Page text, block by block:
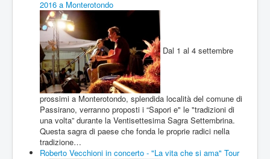
2016 a Monterotondo
Dal 1 al 4 settembre
prossimi a Monterotondo, splendida località del comune di
Passirano, verranno proposti i “Sapori e" le "tradizioni di
una volta” durante la Ventisettesima Sagra Settembrina.
Questa sagra di paese che fonda le proprie radici nella
tradizione…
Roberto Vecchioni in concerto - "La vita che si ama" Tour